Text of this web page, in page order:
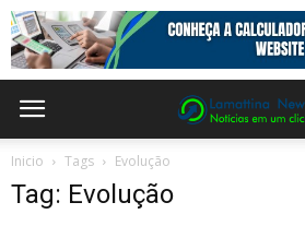
Inicio Tags Evolução
Tag: Evolução